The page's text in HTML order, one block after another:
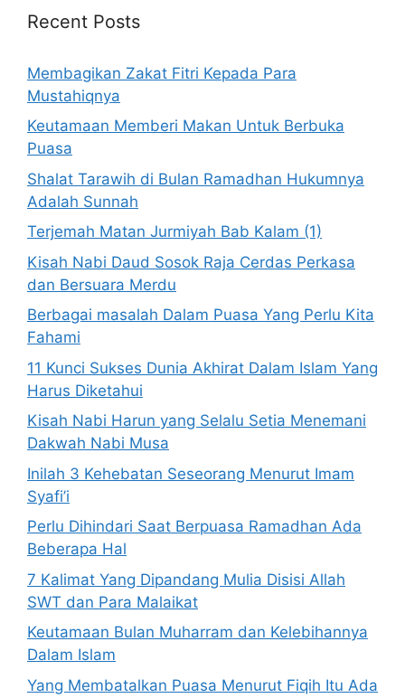
Recent Posts
Membagikan Zakat Fitri Kepada Para
Mustahiqnya
Keutamaan Memberi Makan Untuk Berbuka
Puasa
Shalat Tarawih di Bulan Ramadhan Hukumnya
Adalah Sunnah
Terjemah Matan Jurmiyah Bab Kalam (1)
Kisah Nabi Daud Sosok Raja Cerdas Perkasa
dan Bersuara Merdu
Berbagai masalah Dalam Puasa Yang Perlu Kita
Fahami
11 Kunci Sukses Dunia Akhirat Dalam Islam Yang
Harus Diketahui
Kisah Nabi Harun yang Selalu Setia Menemani
Dakwah Nabi Musa
Inilah 3 Kehebatan Seseorang Menurut Imam
Syafi’i
Perlu Dihindari Saat Berpuasa Ramadhan Ada
Beberapa Hal
7 Kalimat Yang Dipandang Mulia Disisi Allah
SWT dan Para Malaikat
Keutamaan Bulan Muharram dan Kelebihannya
Dalam Islam
Yang Membatalkan Puasa Menurut Fiqih Itu Ada